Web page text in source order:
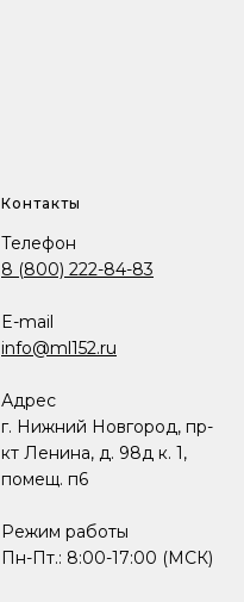
Контакты
Телефон
8 (800) 222-84-83
E-mail
info@ml152.ru
Адрес
г. Нижний Новгород, пр-
кт Ленина, д. 98д к. 1,
помещ. п6
Режим работы
Пн-Пт.: 8:00-17:00 (МСК)